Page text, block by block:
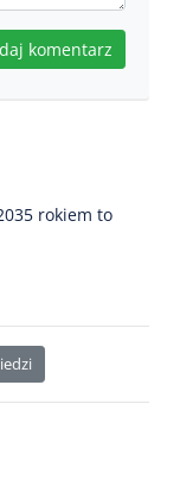
komentarz
rokiem to